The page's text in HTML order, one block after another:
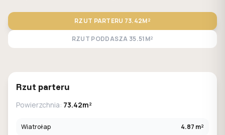
RZUT PARTERU 73.42M²
RZUT PODDASZA 35.51M²
Rzut parteru
Powierzchnia: 73.42m²
Wiatrołap 4.87 m²